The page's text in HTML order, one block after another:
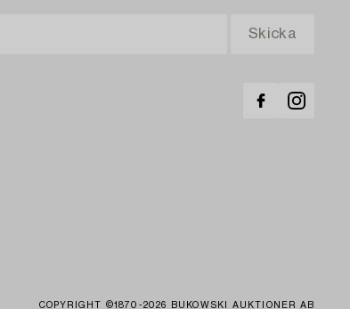
COPYRIGHT ©1870-2026 BUKOWSKI AUKTIONER AB